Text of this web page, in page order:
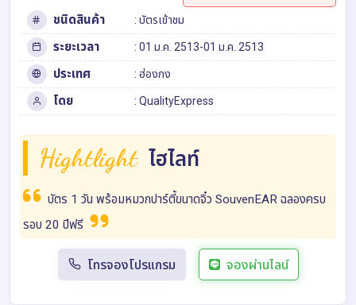
ชนิดสินค้า : บัตรเข้าชม
ระยะเวลา : 01 ม.ค. 2513-01 ม.ค. 2513
ประเทศ : ฮ่องกง
โดย : QualityExpress
Hightlight ไฮไลท์
บัตร 1 วัน พร้อมหมวกปาร์ตี้ขนาดจิ๋ว SouvenEAR ฉลองครบ
รอบ 20 ปีฟรี
โทรจองโปรแกรม จองผ่านไลน์